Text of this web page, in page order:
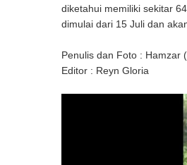
diketahui memiliki sekitar
dimulai dari 15 Juli dan
Penulis dan Foto : Hamzar
Editor : Reyn Gloria